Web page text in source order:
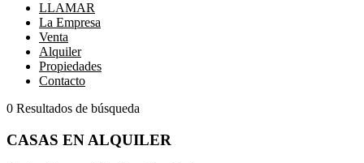
LLAMAR
La Empresa
Venta
Alquiler
Propiedades
Contacto
0 Resultados de búsqueda
CASAS EN ALQUILER